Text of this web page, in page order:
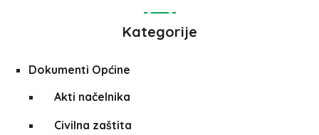
Kategorije
Dokumenti Općine
Akti načelnika
Civilna zaštita